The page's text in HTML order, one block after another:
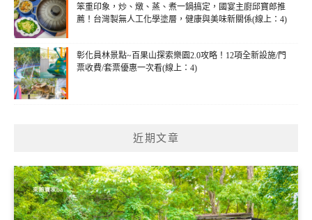
笨重印象，炒、燉、蒸、煮一鍋搞定，國宴主廚邱寶郎推
薦！台灣製無人工化學塗層，健康與美味新關係(線上：4)
彰化員林景點~百果山探索樂園2.0攻略！12項全新設施/門
票收費/套票優惠一次看(線上：4)
近期文章